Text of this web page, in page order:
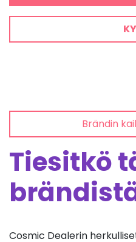
Brändin
Tiesitkö
Cosmic Dealerin